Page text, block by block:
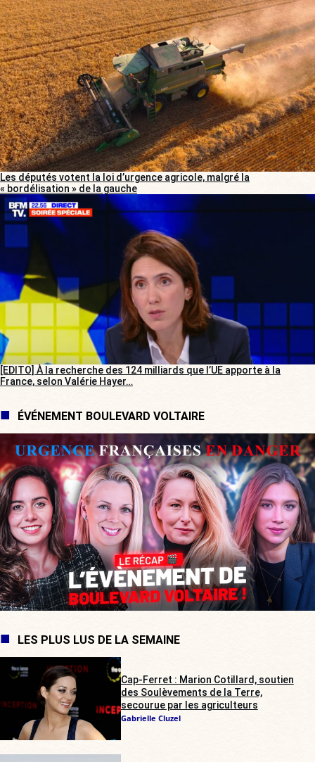
Les députés votent la loi d’urgence agricole, malgré la
« bordélisation » de la gauche
[EDITO] À la recherche des 124 milliards que l’UE apporte à la
France, selon Valérie Hayer…
ÉVÉNEMENT BOULEVARD VOLTAIRE
LES PLUS LUS DE LA SEMAINE
Cap-Ferret : Marion Cotillard, soutien
des Soulèvements de la Terre,
secourue par les agriculteurs
Gabrielle Cluzel